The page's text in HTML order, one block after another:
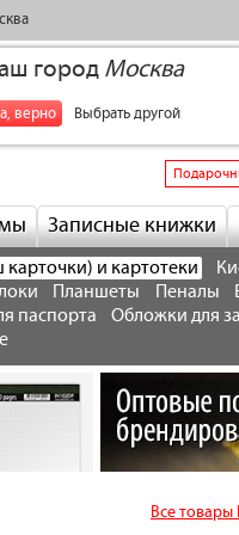
город Москва
верно Выбрать другой
Записные книжки
и картотеки
Планшеты Пеналы
паспорта
Обложки для
Все товары